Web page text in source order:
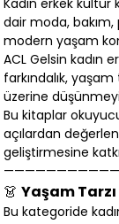
dair moda,
modern yaşam
ACL Gelsin kadın
farkındalık,
üzerine
Bu kitaplar
açılardan
geliştirmesine
👗Yaşam
Bu kategoride